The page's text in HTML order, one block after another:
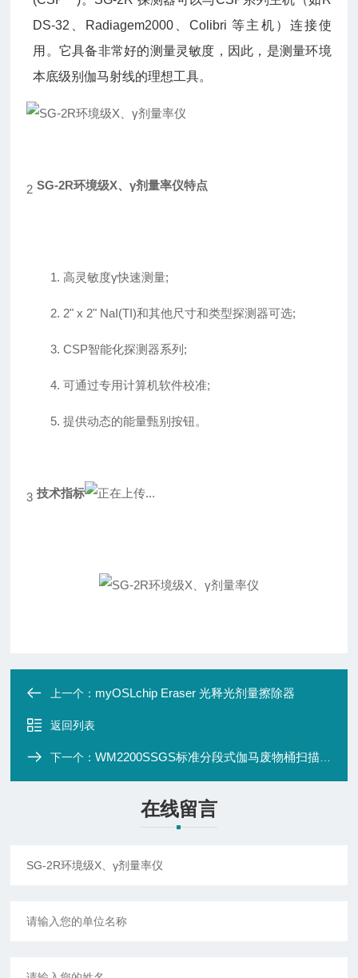
DS-32、Radiagem2000、Colibri 等主机）连接使
用。它具备非常好的测量灵敏度，因此，是测量环境
本底级别伽马射线的理想工具。
2 SG-2R环境级X、γ剂量率仪特点
1. 高灵敏度γ快速测量;
2. 2" x 2" NaI(TI)和其他尺寸和类型探测器可选;
3. CSP智能化探测器系列;
4. 可通过专用计算机软件校准;
5. 提供动态的能量甄别按钮。
3 技术指标
上一个： myOSLchip Eraser 光释光剂量擦除器
返回列表
下一个：WM2200SSGS标准分段式伽马废物桶扫描系统
在线留言